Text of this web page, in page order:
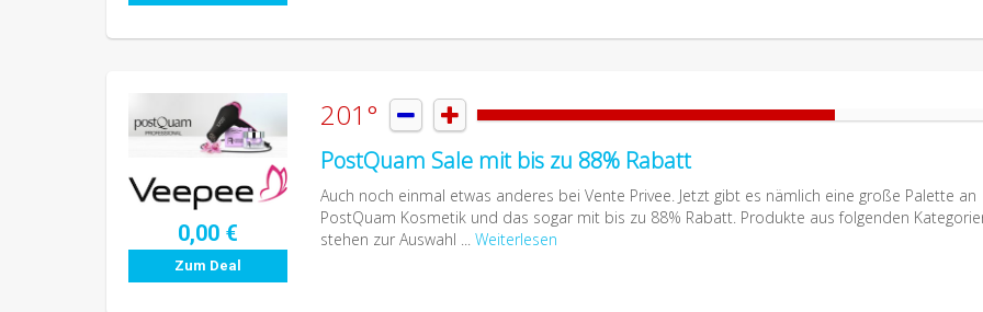
0,00 €
Zum Deal
201°  
PostQuam Sale mit bis zu 88% Rabatt
Auch noch einmal etwas anderes bei Vente Privee. Jetzt gibt es nämlich eine große Palette an
PostQuam Kosmetik und das sogar mit bis zu 88% Rabatt. Produkte aus folgenden
stehen zur Auswahl ... Weiterlesen